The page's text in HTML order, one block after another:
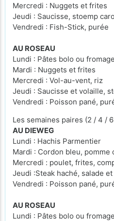
Mercredi : Nuggets et frites
Jeudi : Saucisse, stoemp
Vendredi : Fish-Stick, purée
AU ROSEAU
Lundi : Pâtes bolo ou fromage
Mardi : Nuggets et frites
Mercredi : Vol-au-vent, riz
Jeudi : Saucisse et volaille,
Vendredi : Poisson pané,
Les semaines paires (2 / 4 /
AU DIEWEG
Lundi : Hachis Parmentier
Mardi : Cordon bleu, pomme
Mercredi : poulet, frites,
Jeudi :Steak haché, salade
Vendredi : Poisson pané,
AU ROSEAU
Lundi : Pâtes bolo ou fromage